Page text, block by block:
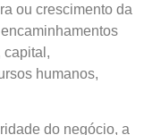
ou crescimento da
capital,
humanos,
do negócio, a